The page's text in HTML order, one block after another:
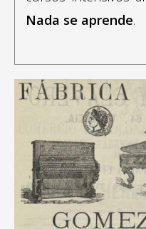
Nada se aprende.